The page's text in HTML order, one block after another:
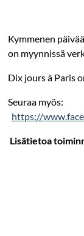
Kymmenen
on myynnissä
Dix jours à Paris
Seuraa myös:
https://
Lisätietoa